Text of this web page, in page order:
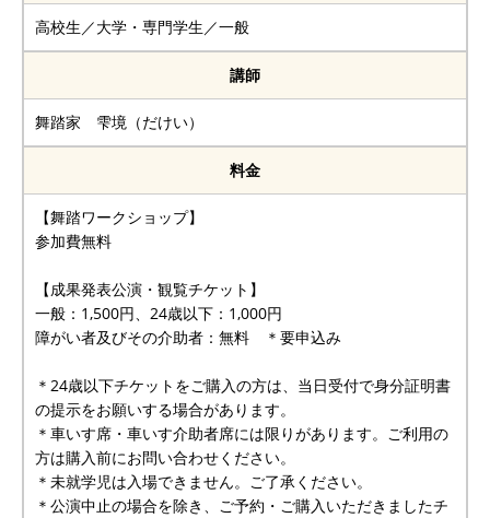
高校生／大学・専門学生／一般
講師
舞踏家 雫境（だけい）
料金
【舞踏ワークショップ】
参加費無料
【成果発表公演・観覧チケット】
一般：1,500円、24歳以下：1,000円
障がい者及びその介助者：無料 ＊要申込み
＊24歳以下チケットをご購入の方は、当日受付で身分証明書
の提示をお願いする場合があります。
＊車いす席・車いす介助者席には限りがあります。ご利用の
方は購入前にお問い合わせください。
＊未就学児は入場できません。ご了承ください。
＊公演中止の場合を除き、ご予約・ご購入いただきましたチ